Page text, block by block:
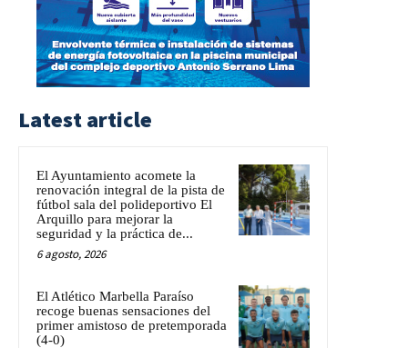
Latest article
El Ayuntamiento acomete la
renovación integral de la pista de
fútbol sala del polideportivo El
Arquillo para mejorar la
seguridad y la práctica de...
6 agosto, 2026
El Atlético Marbella Paraíso
recoge buenas sensaciones del
primer amistoso de pretemporada
(4-0)